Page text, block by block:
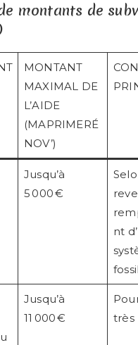
montants de
MONTANT
MAXIMAL DE
L’AIDE
(MAPRIMERÉ
NOV’)
Jusqu’à
5 000 €
nt
Jusqu’à
11 000 €
très